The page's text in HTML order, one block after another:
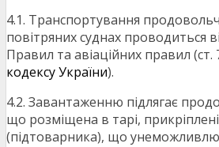
4.1. Транспортування
повітряних суднах проводиться
Правил та авіаційних правил (ст.
кодексу України).
4.2. Завантаженню підлягає
що розміщена в тарі,
(підтоварника), що унеможливлює